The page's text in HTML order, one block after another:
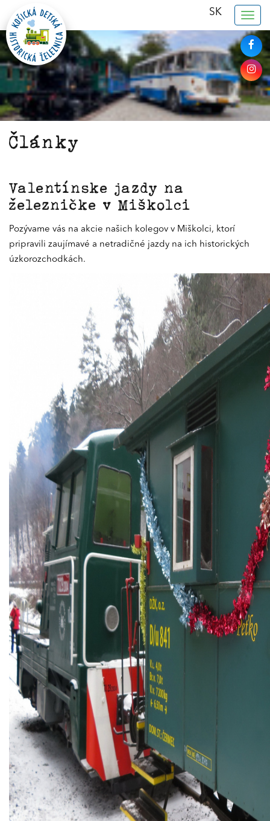
SK
Články
Valentínske jazdy na
železničke v Miškolci
Pozývame vás na akcie našich kolegov v Miškolci, ktorí
pripravili zaujímavé a netradičné jazdy na ich historických
úzkorozchodkách.